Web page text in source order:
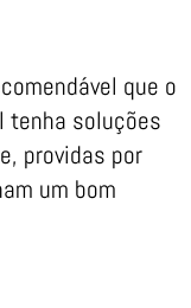
que o
tenha soluções
providas por
um bom